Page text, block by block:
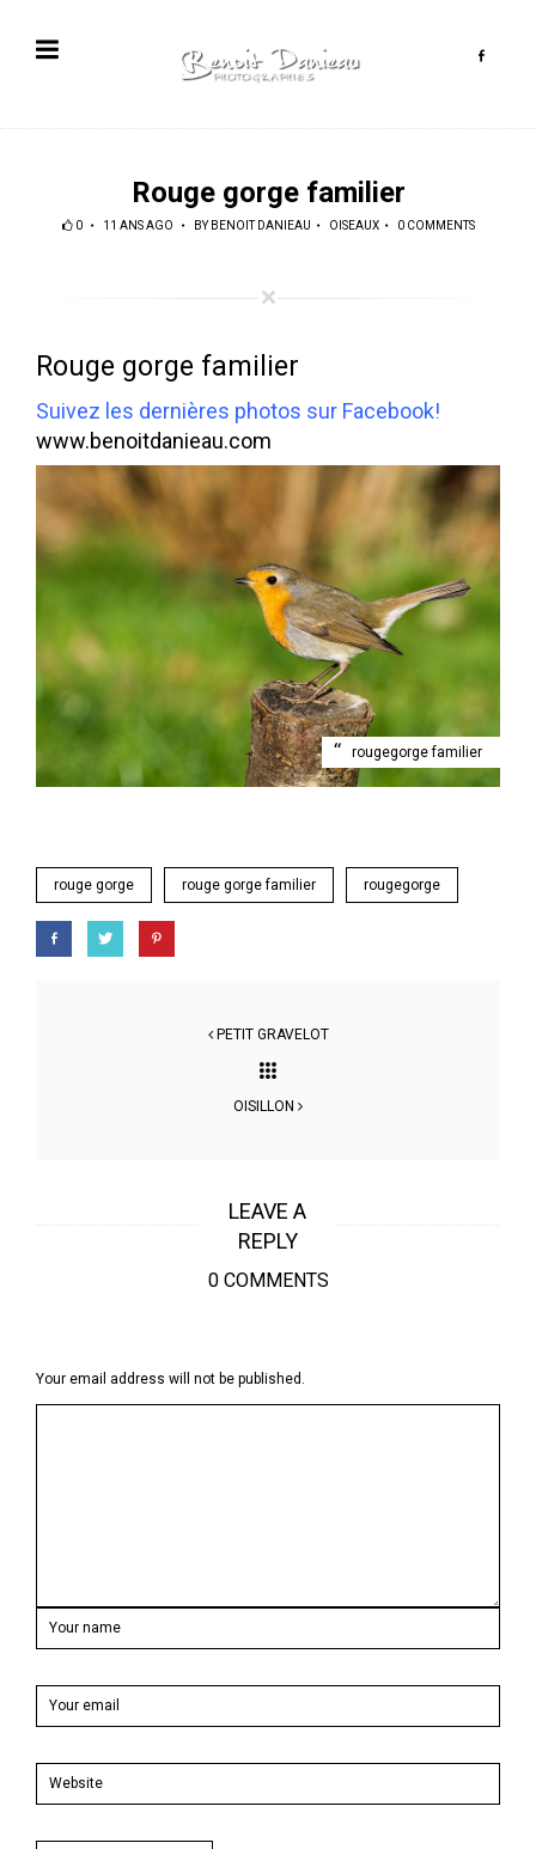
Rouge gorge familier
0 11 ANS AGO BY BENOIT DANIEAU OISEAUX 0 COMMENTS
Rouge gorge familier
Suivez les dernières photos sur Facebook!
www.benoitdanieau.com
rougegorge familier
rouge gorge rouge gorge familier rougegorge
PETIT GRAVELOT
OISILLON
LEAVE A
REPLY
0 COMMENTS
Your email address will not be published.